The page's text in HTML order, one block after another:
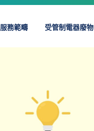
服務範疇 受管制電器廢物